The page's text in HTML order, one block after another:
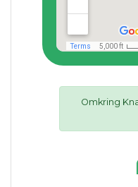
Omkring